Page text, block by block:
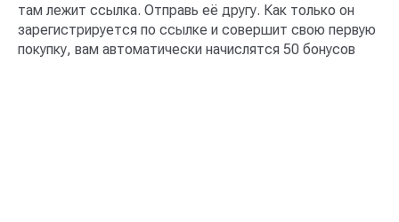
там лежит ссылка. Отправь её другу. Как только он
зарегистрируется по ссылке и совершит свою первую
покупку, вам автоматически начислятся 50 бонусов